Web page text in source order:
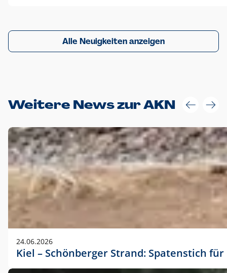
Alle Neuigkeiten anzeigen
Weitere News zur AKN
24.06.2026
Kiel – Schönberger Strand: Spatenstich